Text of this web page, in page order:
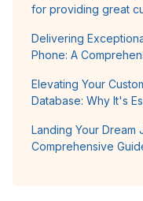
for providing great
Delivering
Phone: A
Elevating Your
Database: Why It's
Landing Your Dream
Comprehensive